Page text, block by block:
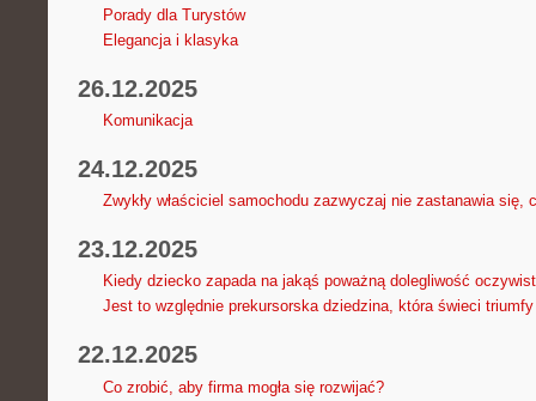
Porady dla Turystów
Elegancja i klasyka
26.12.2025
Komunikacja
24.12.2025
Zwykły właściciel samochodu zazwyczaj nie zastanawia się,
23.12.2025
Kiedy dziecko zapada na jakąś poważną dolegliwość
Jest to względnie prekursorska dziedzina, która świeci
22.12.2025
Co zrobić, aby firma mogła się rozwijać?